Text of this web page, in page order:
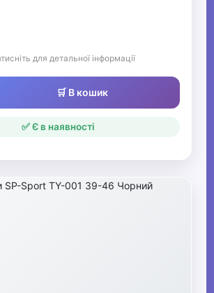
для детальної інформації
🛒 В кошик
✅ Є в наявності